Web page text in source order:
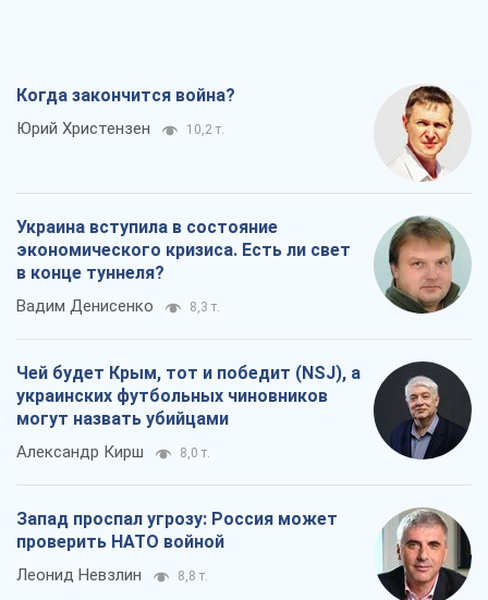
Когда закончится война?
Юрий Христензен 10,2 т.
Украина вступила в состояние
экономического кризиса. Есть ли свет
в конце туннеля?
Вадим Денисенко 8,3 т.
Чей будет Крым, тот и победит (NSJ), а
украинских футбольных чиновников
могут назвать убийцами
Александр Кирш 8,0 т.
Запад проспал угрозу: Россия может
проверить НАТО войной
Леонид Невзлин 8,8 т.